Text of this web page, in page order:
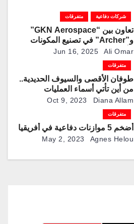
شركات دفاعية متفرقات
تعاون بين “GKN Aerospace”
و”Archer” في تصنيع المكونات
الأساسية لهيكل طائرة
“Midnight”في بريطانيا
Jun 16, 2025 Ali Omar
متفرقات
طوفان الأقصى والسيوف الحديدية..
من أين تأتي أسماء العمليات
العسكرية وما سرها؟Oct 9, 2023 Diana Allam
متفرقات
أضخم 5 موازنات دفاعية في أفريقيا
May 2, 2023 Agnes Helou